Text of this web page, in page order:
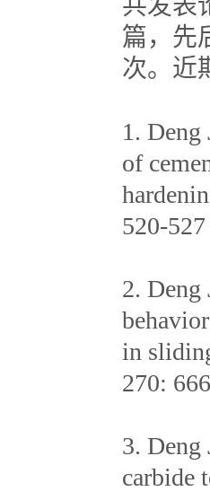
共发表
篇，先
次。近
1. Deng
of
520-527
2. Deng
in
270:
3. Deng
carbide